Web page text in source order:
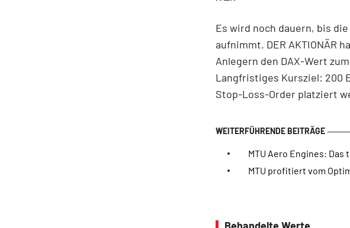
Es wird noch dauern, bis
aufnimmt. DER AKTIONÄR
Anlegern den DAX-Wert
Langfristiges Kursziel: 200
Stop-Loss-Order platziert
MTU Aero Engines:
MTU profitiert vom